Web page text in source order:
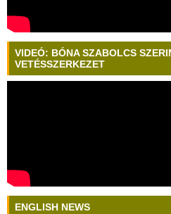
VIDEÓ: BÓNA SZABOLCS
VETÉSSZERKEZET
ENGLISH NEWS